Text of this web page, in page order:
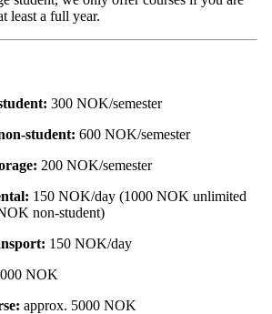
least a full year.
300 NOK/semester
student: 600 NOK/semester
200 NOK/semester
150 NOK/day (1000 NOK unlimited
non-student)
150 NOK/day
NOK
approx. 5000 NOK